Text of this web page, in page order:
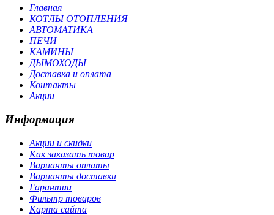
Главная
КОТЛЫ ОТОПЛЕНИЯ
АВТОМАТИКА
ПЕЧИ
КАМИНЫ
ДЫМОХОДЫ
Доставка и оплата
Контакты
Акции
Информация
Акции и скидки
Как заказать товар
Варианты оплаты
Варианты доставки
Гарантии
Фильтр товаров
Карта сайта